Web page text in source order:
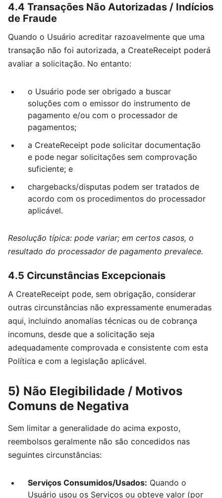
4.4 Transações Não Autorizadas / Indícios
de Fraude
Quando o Usuário acreditar razoavelmente que uma
transação não foi autorizada, a CreateReceipt poderá
avaliar a solicitação. No entanto:
o Usuário pode ser obrigado a buscar
soluções com o emissor do instrumento de
pagamento e/ou com o processador de
pagamentos;
a CreateReceipt pode solicitar documentação
e pode negar solicitações sem comprovação
suficiente; e
chargebacks/disputas podem ser tratados de
acordo com os procedimentos do processador
aplicável.
Resolução típica: pode variar; em certos casos, o
resultado do processador de pagamento prevalece.
4.5 Circunstâncias Excepcionais
A CreateReceipt pode, sem obrigação, considerar
outras circunstâncias não expressamente enumeradas
aqui, incluindo anomalias técnicas ou de cobrança
incomuns, desde que a solicitação seja
adequadamente comprovada e consistente com esta
Política e com a legislação aplicável.
5) Não Elegibilidade / Motivos
Comuns de Negativa
Sem limitar a generalidade do acima exposto,
reembolsos geralmente não são concedidos nas
seguintes circunstâncias:
Serviços Consumidos/Usados: Quando o
Usuário usou os Serviços ou obteve valor (por